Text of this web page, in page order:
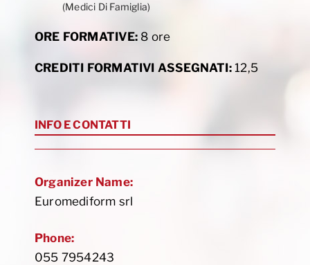
(Medici Di Famiglia)
ORE FORMATIVE:8 ore
CREDITI FORMATIVI ASSEGNATI:12,5
INFO E CONTATTI
Organizer Name:
Euromediform srl
Phone:
055 7954243